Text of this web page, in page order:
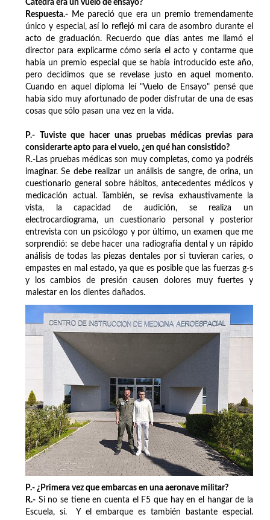
Cátedra era un vuelo de ensayo?
Respuesta.- Me pareció que era un premio tremendamente
único y especial, así lo reflejó mi cara de asombro durante el
acto de graduación. Recuerdo que días antes me llamó el
director para explicarme cómo sería el acto y contarme que
había un premio especial que se había introducido este año,
pero decidimos que se revelase justo en aquel momento.
Cuando en aquel diploma leí "Vuelo de Ensayo" pensé que
había sido muy afortunado de poder disfrutar de una de esas
cosas que sólo pasan una vez en la vida.
P.- Tuviste que hacer unas pruebas médicas previas para
considerarte apto para el vuelo, ¿en qué han consistido?
R.-Las pruebas médicas son muy completas, como ya podréis
imaginar. Se debe realizar un análisis de sangre, de orina, un
cuestionario general sobre hábitos, antecedentes médicos y
medicación actual. También, se revisa exhaustivamente la
vista, la capacidad de audición, se realiza un
electrocardiograma, un cuestionario personal y posterior
entrevista con un psicólogo y por último, un examen que me
sorprendió: se debe hacer una radiografía dental y un rápido
análisis de todas las piezas dentales por si tuvieran caries, o
empastes en mal estado, ya que es posible que las fuerzas g-s
y los cambios de presión causen dolores muy fuertes y
malestar en los dientes dañados.
P.- ¿Primera vez que embarcas en una aeronave militar?
R.- Si no se tiene en cuenta el F5 que hay en el hangar de la
Escuela, sí. Y el embarque es también bastante especial.